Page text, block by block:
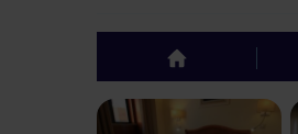
top
Previous slide